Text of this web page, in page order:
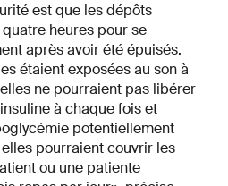
est que les dépôts
heures pour se
après avoir été épuisés.
étaient exposées au son à
ne pourraient pas libérer
à chaque fois et
potentiellement
pourraient couvrir les
ou une patiente